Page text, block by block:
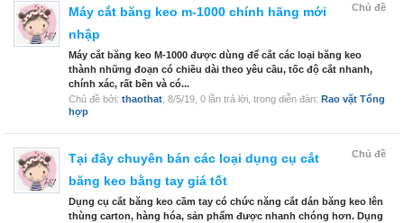
Chủ đề
Máy cắt băng keo m-1000 chính hãng mới
nhập
Máy cắt băng keo M-1000 được dùng để cắt các loại băng keo
thành những đoạn có chiều dài theo yêu cầu, tốc độ cắt nhanh,
chính xác, rất bền và có...
Chủ đề bởi: thaothat 8/5/19 , 0 lần trả lời, trong diễn đàn: Rao vặt Tổng
hợp
Chủ đề
Tại đây chuyên bán các loại dụng cụ cắt
băng keo bằng tay giá tốt
Dụng cụ cắt băng keo cầm tay có chức năng cắt dán băng keo lên
thùng carton, hàng hóa, sản phẩm được nhanh chóng hơn. Dụng